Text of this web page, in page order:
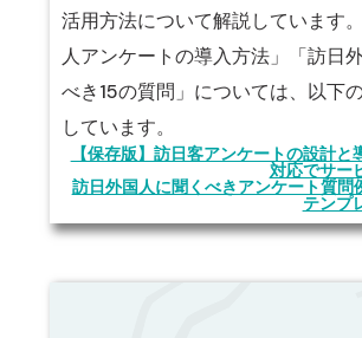
活用方法について解説しています
人アンケートの導入方法」「訪日
べき15の質問」については、以下
しています。
【保存版】訪日客アンケートの設計と
対応でサー
訪日外国人に聞くべきアンケート質問
テンプ